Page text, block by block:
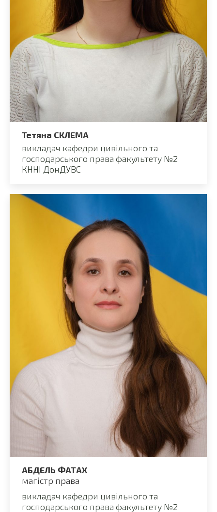
Тетяна СКЛЕМА
викладач кафедри цивільного та
господарського права факультету №2
КННІ ДонДУВС
АБДЕЛЬ ФАТАХ
магістр права
викладач кафедри цивільного та
господарського права факультету №2